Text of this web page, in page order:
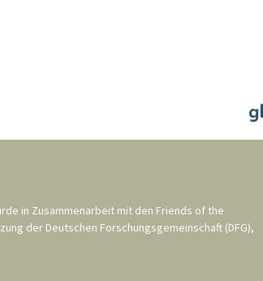
in Zusammenarbeit mit den Friends of the
der Deutschen Forschungsgemeinschaft (DFG),